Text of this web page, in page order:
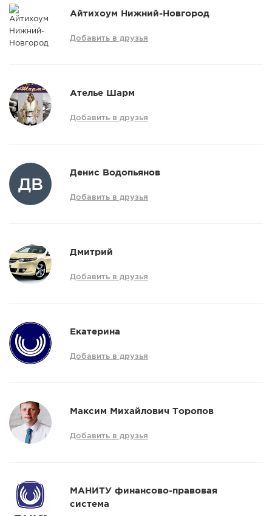
Айтихоум Нижний-Новгород
Добавить в друзья
Ателье Шарм
Добавить в друзья
ДВ
Денис Водопьянов
Добавить в друзья
Дмитрий
Добавить в друзья
Екатерина
Добавить в друзья
Максим Михайлович Торопов
Добавить в друзья
МАНИТУ финансово-правовая
система